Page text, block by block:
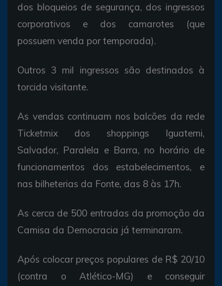
dos bloqueios de segurança, dos ingressos
corporativos e dos camarotes (que
possuem venda por temporada).
Outros 3 mil ingressos são destinados à
torcida visitante.
As vendas continuam nos balcões da rede
Ticketmix dos shoppings Iguatemi,
Salvador, Paralela e Barra, no horário de
funcionamentos dos estabelecimentos, e
nas bilheterias da Fonte, das 8 às 17h.
As cerca de 500 entradas da promoção da
Camisa da Democracia já terminaram.
Após colocar preços populares de R$ 20/10
(contra o Atlético-MG) e conseguir